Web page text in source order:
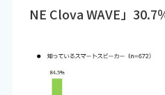
NE Clova WAVE」30.7